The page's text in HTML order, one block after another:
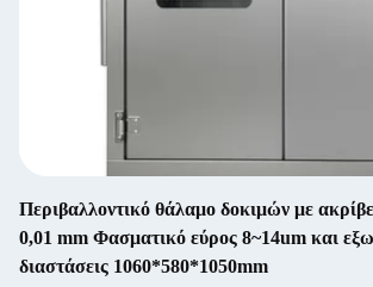
Περιβαλλοντικό θάλαμο δοκιμών με
0,01 mm Φασματικό εύρος 8~14um και
διαστάσεις 1060*580*1050mm